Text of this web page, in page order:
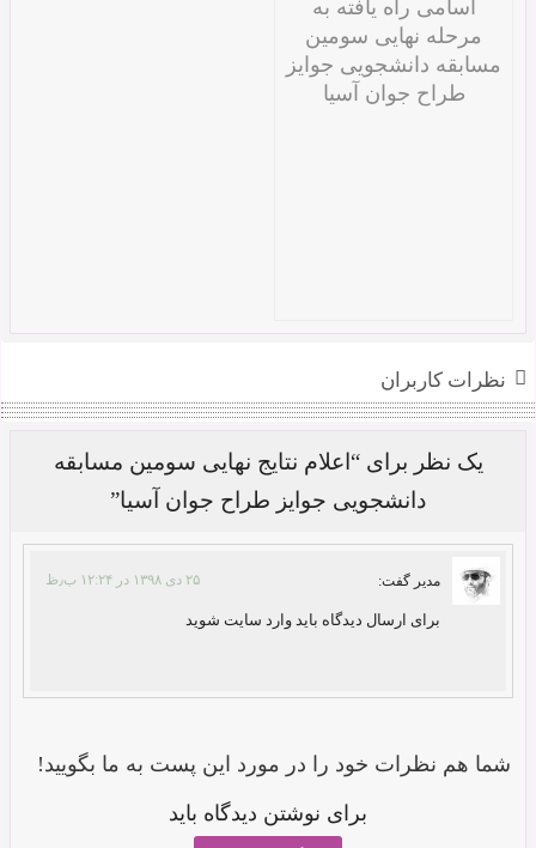
اسامی راه یافته به
مرحله نهایی سومین
مسابقه دانشجویی جوایز
طراح جوان آسیا
نظرات کاربران
یک نظر برای “اعلام نتایج نهایی سومین مسابقه
دانشجویی جوایز طراح جوان آسیا”
مدیر گفت: ۲۵ دی ۱۳۹۸ در ۱۲:۲۴ ب٫ظ
برای ارسال دیدگاه باید وارد سایت شوید
شما هم نظرات خود را در مورد این پست به ما بگویید!
برای نوشتن دیدگاه باید